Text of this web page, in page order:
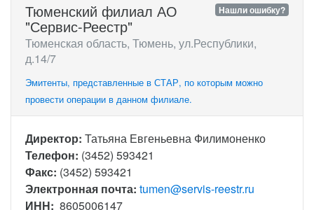
Нашли ошибку?
Тюменский филиал АО
"Сервис-Реестр"
Тюменская область, Тюмень, ул.Республики,
д.14/7
Эмитенты, представленные в СТАР, по которым можно
провести операции в данном филиале.
Директор: Татьяна Евгеньевна Филимоненко
Телефон: (3452) 593421
Факс: (3452) 593421
Электронная почта: tumen@servis-reestr.ru
ИНН: 8605006147